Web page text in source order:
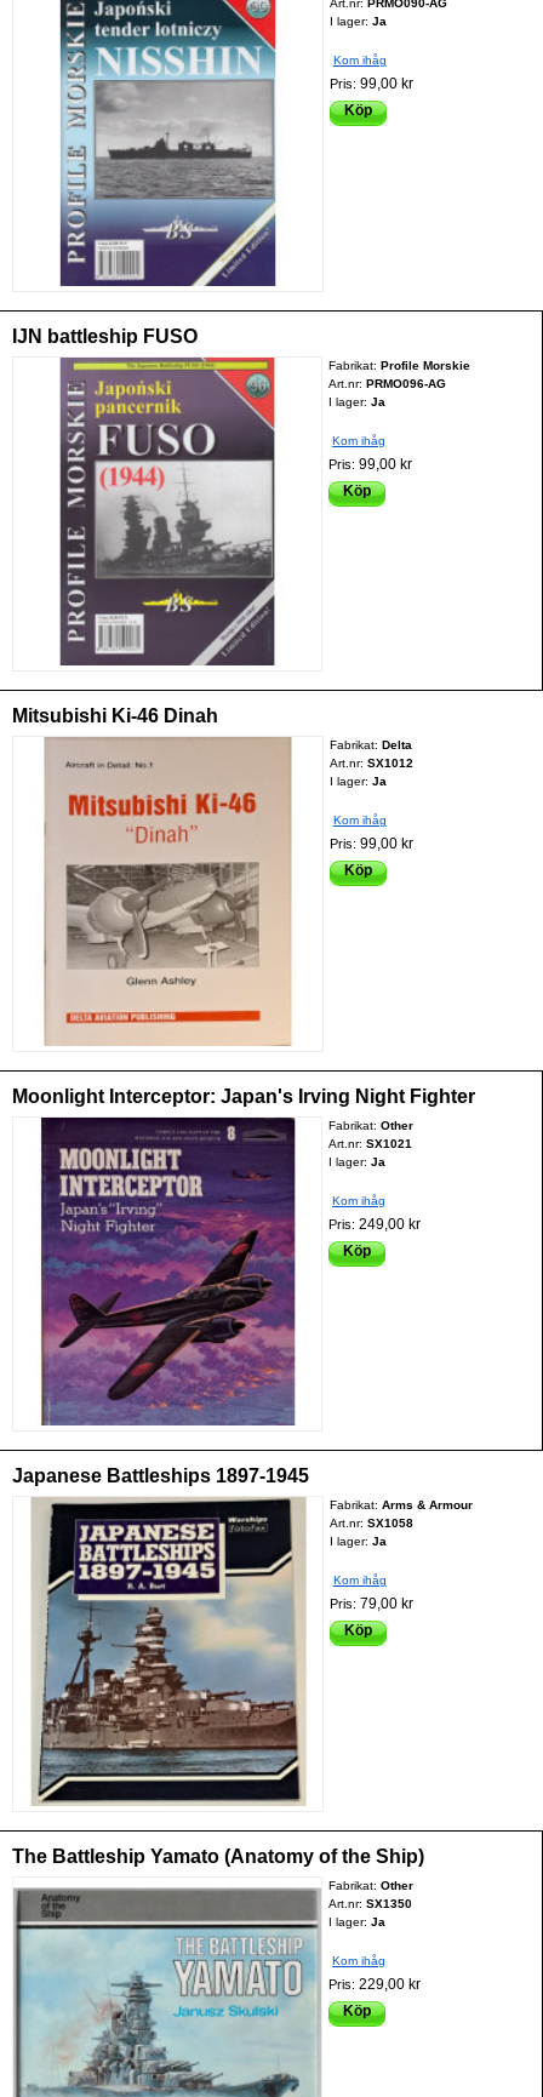
Art.nr: PRMO090-AG
I lager: Ja
Kom ihåg
Pris: 99,00 kr
Köp
IJN battleship FUSO
Fabrikat:Profile Morskie
Art.nr:PRMO096-AG
I lager: Ja
Kom ihåg
Pris:99,00 kr
Köp
Mitsubishi Ki-46 Dinah
Fabrikat: Delta
Art.nr: SX1012
I lager: Ja
Kom ihåg
Pris: 99,00 kr
Köp
Moonlight Interceptor: Japan's Irving Night Fighter
Fabrikat:Other
Art.nr:SX1021
I lager: Ja
Kom ihåg
Pris:249,00 kr
Köp
Japanese Battleships 1897-1945
Fabrikat: Arms & Armour
Art.nr: SX1058
I lager: Ja
Kom ihåg
Pris: 79,00 kr
Köp
The Battleship Yamato (Anatomy of the Ship)
Fabrikat:Other
Art.nr:SX1350
I lager: Ja
Kom ihåg
Pris:229,00 kr
Köp